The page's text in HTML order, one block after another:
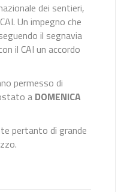
dei sentieri,
Un impegno che
il segnavia
il CAI un accordo
permesso di
a DOMENICA
pertanto di grande